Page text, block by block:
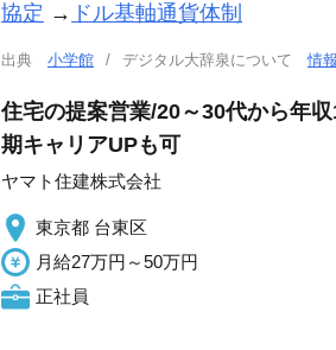
協定 → ドル基軸通貨体制
出典 小学館 デジタル大辞泉について情報
住宅の提案営業/20～30代から年
期キャリアUPも可
ヤマト住建株式会社
東京都 台東区
月給27万円～50万円
正社員